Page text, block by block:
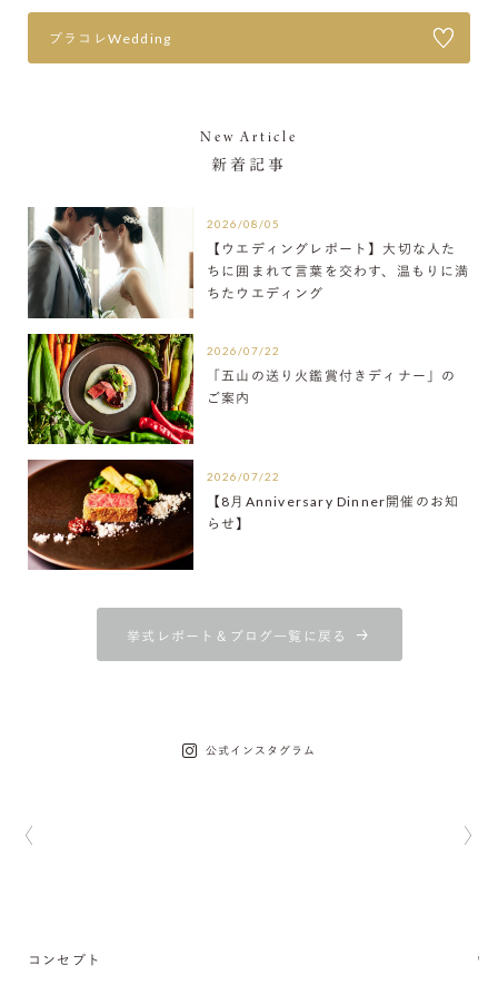
プラコレWedding
New Article
新着記事
2026/08/05
【ウエディングレポート】大切な人た
ちに囲まれて言葉を交わす、温もりに満
ちたウエディング
2026/07/22
「五山の送り火鑑賞付きディナー」の
ご案内
2026/07/22
【8月Anniversary Dinner開催のお知
らせ】
挙式レポート＆ブログ一覧に戻る
公式インスタグラム
コンセプト